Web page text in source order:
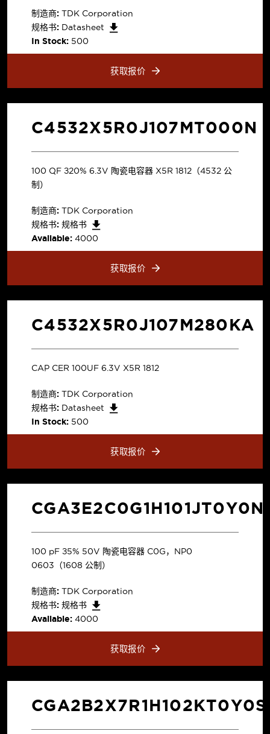
制造商: TDK Corporation
规格书: Datasheet
In Stock: 500
获取报价
C4532X5R0J107MT000N
100 µF ±20% 6.3V 陶瓷电容器 X5R 1812（4532 公
制）
制造商: TDK Corporation
规格书: 规格书
Available: 4000
获取报价
C4532X5R0J107M280KA
CAP CER 100UF 6.3V X5R 1812
制造商: TDK Corporation
规格书: Datasheet
In Stock: 500
获取报价
CGA3E2C0G1H101JT0Y0N
100 pF ±5% 50V 陶瓷电容器 C0G，NP0
0603（1608 公制）
制造商: TDK Corporation
规格书: 规格书
Available: 4000
获取报价
CGA2B2X7R1H102KT0Y0S